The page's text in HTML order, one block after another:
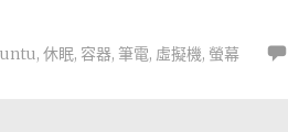
, 休眠, 容器, 筆電, 虛擬機, 螢幕